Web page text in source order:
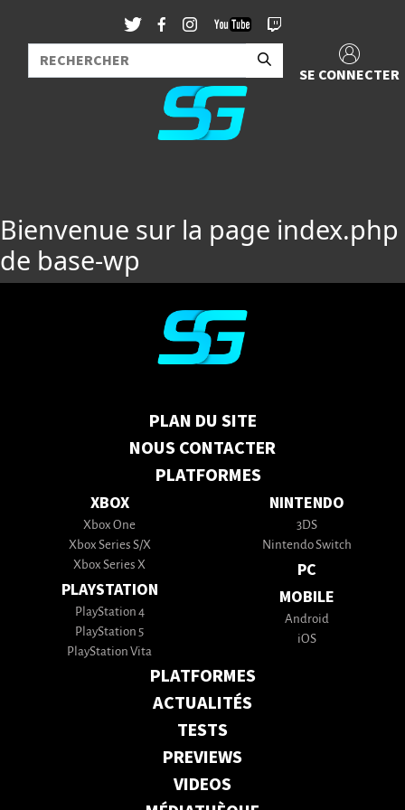
SE CONNECTER
Bienvenue sur la page index.php
de base-wp
PLAN DU SITE
NOUS CONTACTER
PLATFORMES
XBOX
Xbox One
Xbox Series S/X
Xbox Series X
PLAYSTATION
PlayStation 4
PlayStation 5
PlayStation Vita
NINTENDO
3DS
Nintendo Switch
PC
MOBILE
Android
iOS
PLATFORMES
ACTUALITÉS
TESTS
PREVIEWS
VIDEOS